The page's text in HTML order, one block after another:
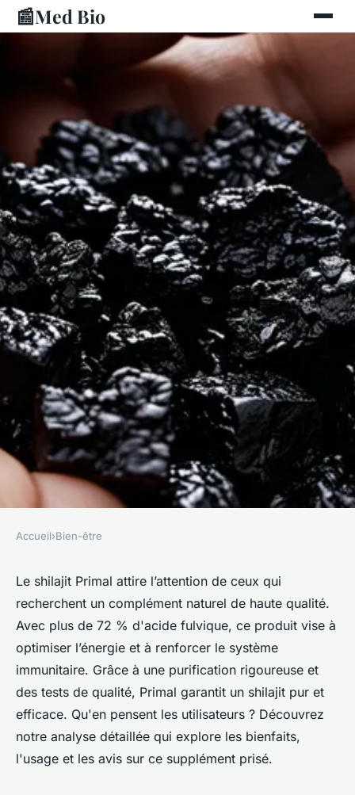
📰Med Bio
Avis sur le shilajit primal :
notre analyse complète
Pauline•26 avril 2025•4 min de lecture
Accueil›Bien-être
Le shilajit Primal attire l’attention de ceux qui
recherchent un complément naturel de haute qualité.
Avec plus de 72 % d'acide fulvique, ce produit vise à
optimiser l’énergie et à renforcer le système
immunitaire. Grâce à une purification rigoureuse et
des tests de qualité, Primal garantit un shilajit pur et
efficace. Qu'en pensent les utilisateurs ? Découvrez
notre analyse détaillée qui explore les bienfaits,
l'usage et les avis sur ce supplément prisé.